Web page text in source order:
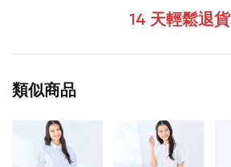
14 天輕鬆退貨
類似商品